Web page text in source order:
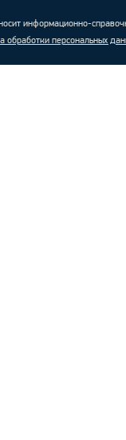
информационно-
обработки персональных